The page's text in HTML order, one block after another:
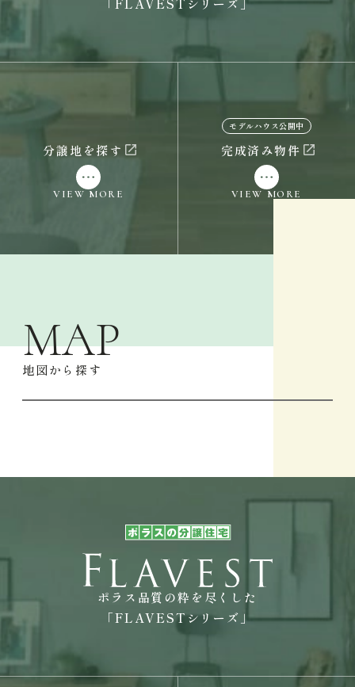
分譲地を探す
VIEW MORE
モデルハウス公開中
完成済み物件
VIEW MORE
MAP
地図から探す
ポラス品質の粋を尽くした
「FLAVESTシリーズ」